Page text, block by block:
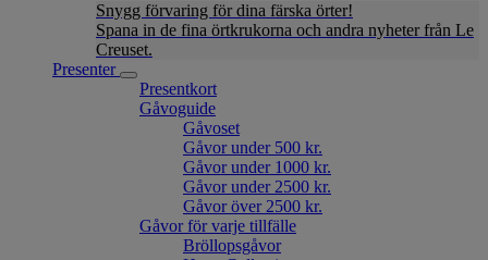
Snygg förvaring för dina färska örter!
Spana in de fina örtkrukorna och andra nyheter från Le
Creuset.
Presenter
Presentkort
Gåvoguide
Gåvoset
Gåvor under 500 kr.
Gåvor under 1000 kr.
Gåvor under 2500 kr.
Gåvor över 2500 kr.
Gåvor för varje tillfälle
Bröllopsgåvor